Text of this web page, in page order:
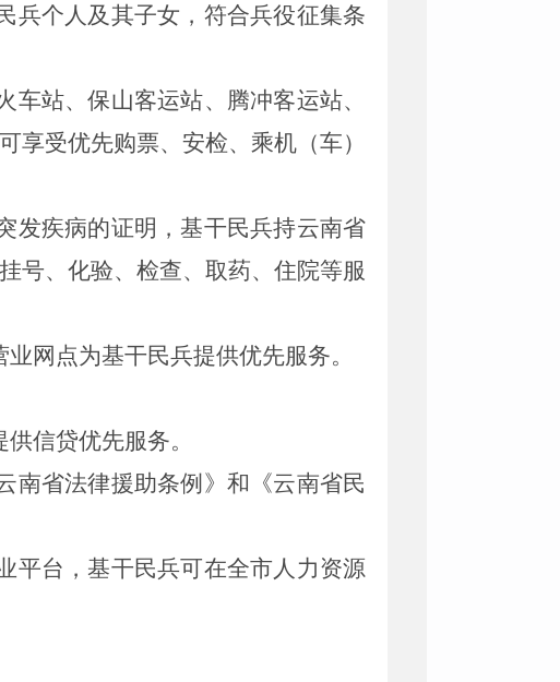
兵个人及其子女，符合兵役征集条
站、保山客运站、腾冲客运站、
享受优先购票、安检、乘机（车）
发疾病的证明，基干民兵持云南省
号、化验、检查、取药、住院等服
网点为基干民兵提供优先服务。
信贷优先服务。
南省法律援助条例》和《云南省民
平台，基干民兵可在全市人力资源